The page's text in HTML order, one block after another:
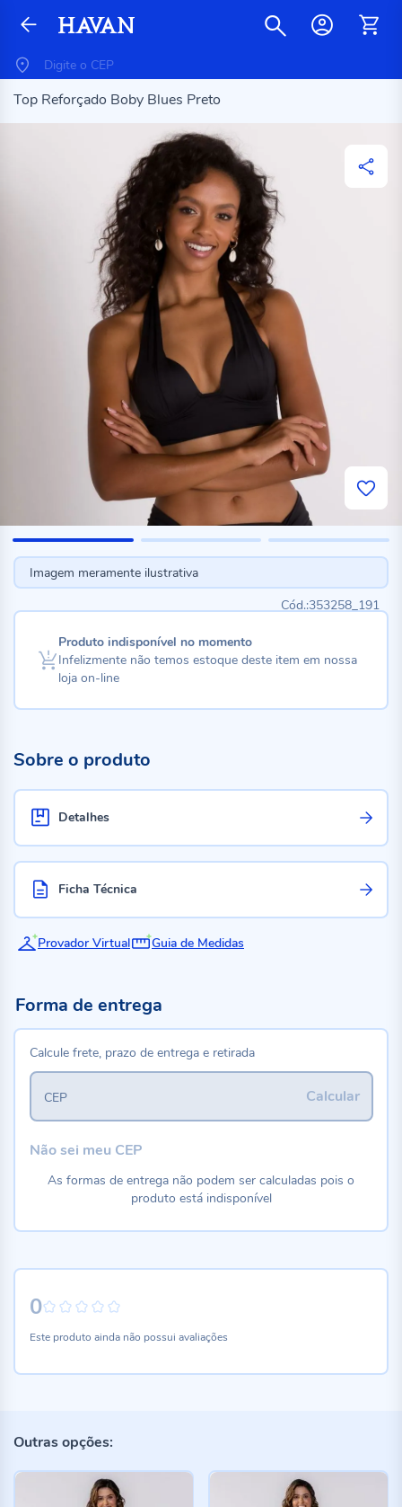
Top Reforçado Boby Blues Preto
Imagem meramente ilustrativa
353258_191
Produto indisponível no momento
Infelizmente não temos estoque deste item em nossa
loja on-line
Sobre o produto
Detalhes
Ficha Técnica
Provador Virtual Guia de Medidas
0
Este produto ainda não possui avaliações
Forma de entrega
Calcule frete, prazo de entrega e retirada
Calcular
CEP
Não sei meu CEP
As formas de entrega não podem ser calculadas pois o
produto está indisponível
Outras opções: